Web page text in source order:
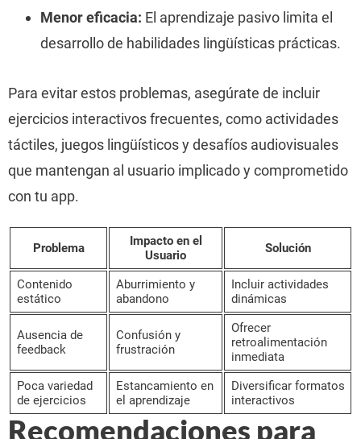
Menor eficacia: El aprendizaje pasivo limita el
desarrollo de habilidades lingüísticas prácticas.
Para evitar estos problemas, asegúrate de incluir
ejercicios interactivos frecuentes, como actividades
táctiles, juegos lingüísticos y desafíos audiovisuales
que mantengan al usuario implicado y comprometido
con tu app.
Problema
Impacto en el
Usuario
Solución
Contenido
estático
Aburrimiento y
abandono
Incluir actividades
dinámicas
Ausencia de
feedback
Confusión y
frustración
Ofrecer
retroalimentación
inmediata
Poca variedad
de ejercicios
Estancamiento en
el aprendizaje
Diversificar formatos
interactivos
Recomendaciones para